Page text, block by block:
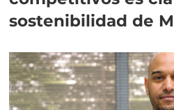
sostenibilidad de